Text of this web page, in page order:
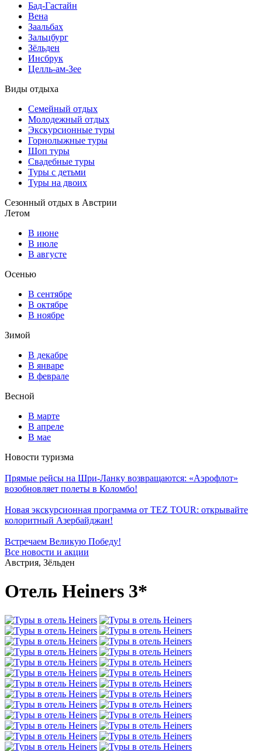
Бад-Гаcтайн
Вена
Заальбах
Зальцбург
Зёльден
Инсбрук
Целль-ам-Зее
Виды отдыха
Семейный отдых
Молодежный отдых
Экскурсионные туры
Горнолыжные туры
Шоп туры
Свадебные туры
Туры с детьми
Туры на двоих
Сезонный отдых в Австрии
Летом
В июне
В июле
В августе
Осенью
В сентябре
В октябре
В ноябре
Зимой
В декабре
В январе
В феврале
Весной
В марте
В апреле
В мае
Новости туризма
Прямые рейсы на Шри-Ланку возвращаются: «Аэрофлот»
возобновляет полеты в Коломбо!
Новая экскурсионная программа от TEZ TOUR: открывайте
колоритный Азербайджан!
Встречаем Великую Победу!
Все новости и акции
Австрия, Зёльден
Отель Heiners 3*